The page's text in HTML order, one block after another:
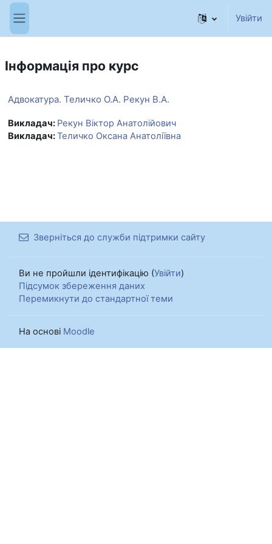
Перейти до головного вмісту
Бокова панель
Увійти
Інформація про курс
Адвокатура. Теличко О.А. Рекун В.А.
Викладач: Рекун Віктор Анатолійович
Викладач:Теличко Оксана Анатоліївна
Зверніться до служби підтримки сайту
Ви не пройшли ідентифікацію (Увійти)
Підсумок збереження даних
Перемикнути до стандартної теми
На основі Moodle